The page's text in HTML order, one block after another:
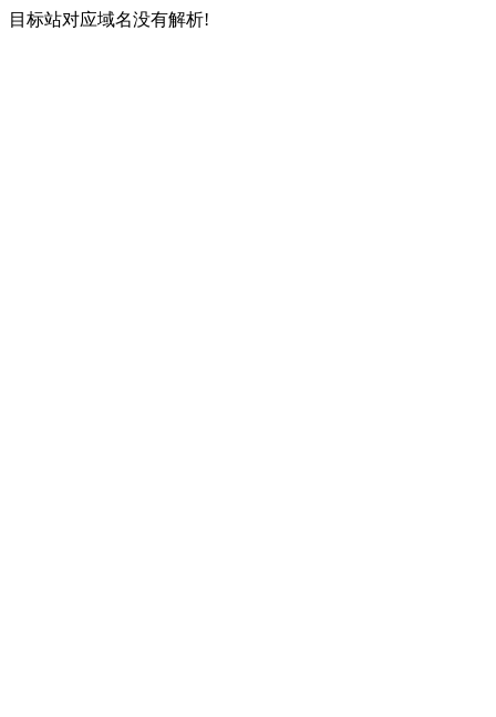
目标站对应域名没有解析!